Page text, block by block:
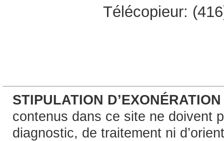
Télécopieur:
STIPULATION
contenus dans ce site ne doivent
diagnostic, de traitement ni